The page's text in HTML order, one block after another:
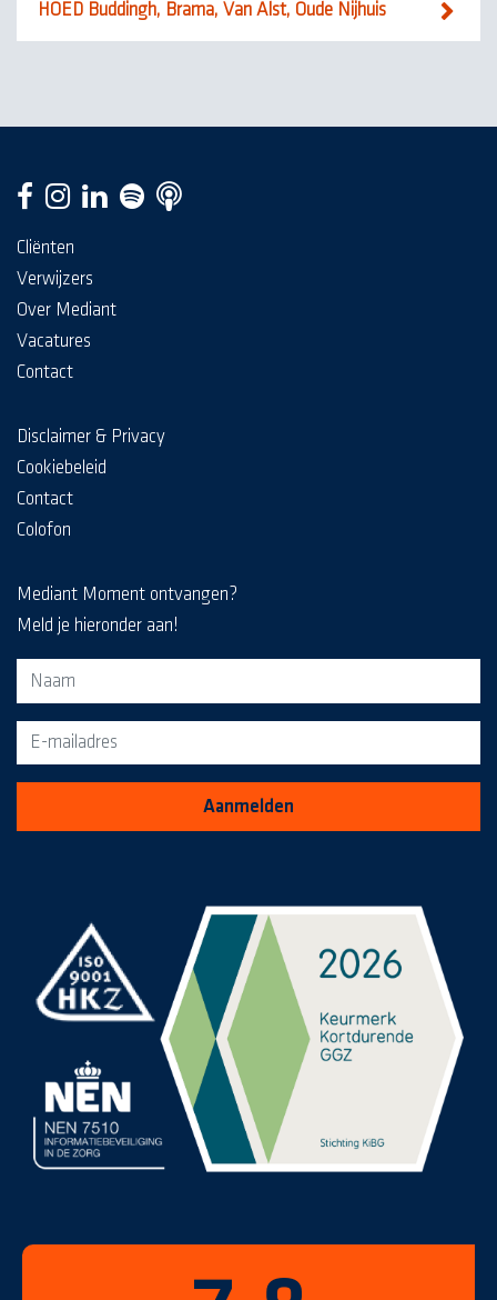
HOED Buddingh, Brama, Van Alst, Oude Nijhuis
Cliënten
Verwijzers
Over Mediant
Vacatures
Contact
Disclaimer & Privacy
Cookiebeleid
Contact
Colofon
Mediant Moment ontvangen?
Meld je hieronder aan!
Aanmeldformulier voor de MediaKrant
Aanmelden